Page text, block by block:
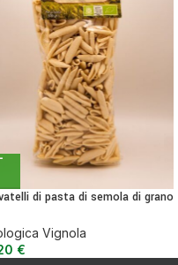
di pasta di semola di grano
Vignola
€